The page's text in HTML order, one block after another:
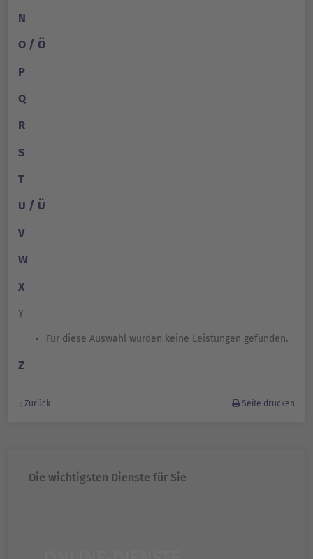
N
O / Ö
P
Q
R
S
T
U / Ü
V
W
X
Y
Für diese Auswahl wurden keine Leistungen gefunden.
Z
Zurück Seite drucken
Die wichtigsten Dienste für Sie